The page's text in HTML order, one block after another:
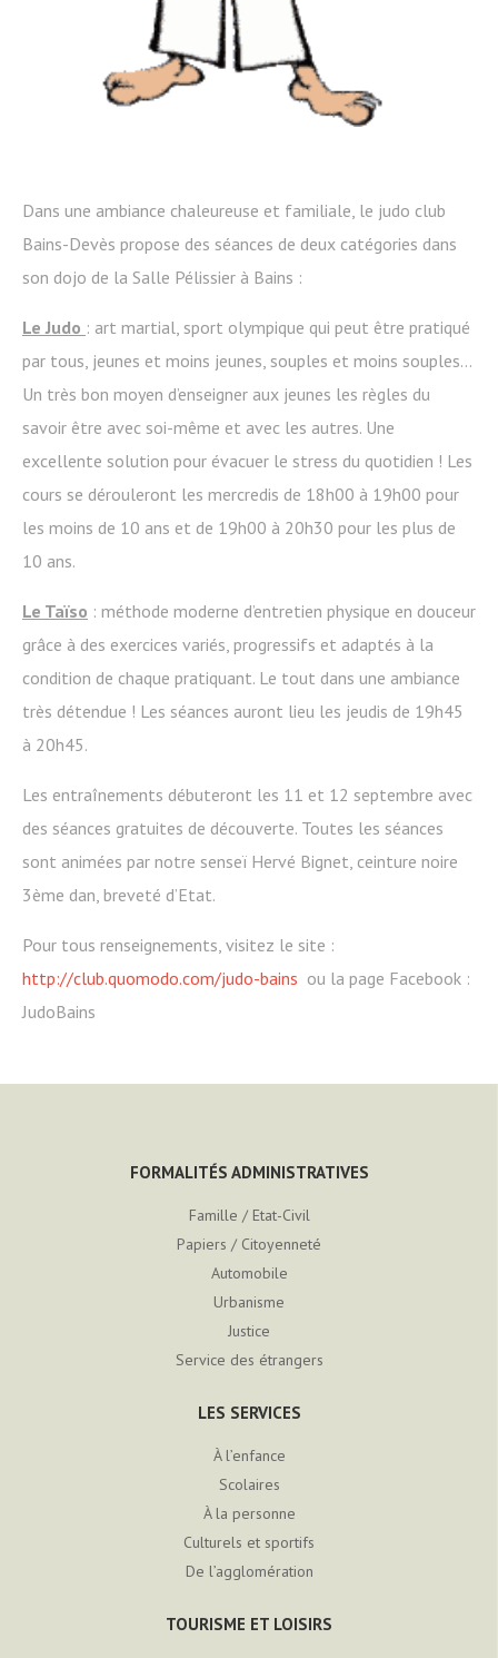
Dans une ambiance chaleureuse et familiale, le judo club
Bains-Devès propose des séances de deux catégories dans
son dojo de la Salle Pélissier à Bains :
Le Judo : art martial, sport olympique qui peut être pratiqué
par tous, jeunes et moins jeunes, souples et moins souples…
Un très bon moyen d’enseigner aux jeunes les règles du
savoir être avec soi-même et avec les autres. Une
excellente solution pour évacuer le stress du quotidien ! Les
cours se dérouleront les mercredis de 18h00 à 19h00 pour
les moins de 10 ans et de 19h00 à 20h30 pour les plus de
10 ans.
Le Taïso : méthode moderne d’entretien physique en douceur
grâce à des exercices variés, progressifs et adaptés à la
condition de chaque pratiquant. Le tout dans une ambiance
très détendue ! Les séances auront lieu les jeudis de 19h45
à 20h45.
Les entraînements débuteront les 11 et 12 septembre avec
des séances gratuites de découverte. Toutes les séances
sont animées par notre senseï Hervé Bignet, ceinture noire
3ème dan, breveté d’Etat.
Pour tous renseignements, visitez le site :
http://club.quomodo.com/judo-bains ou la page Facebook :
JudoBains
FORMALITÉS ADMINISTRATIVES
Famille / Etat-Civil
Papiers / Citoyenneté
Automobile
Urbanisme
Justice
Service des étrangers
LES SERVICES
À l’enfance
Scolaires
À la personne
Culturels et sportifs
De l’agglomération
TOURISME ET LOISIRS